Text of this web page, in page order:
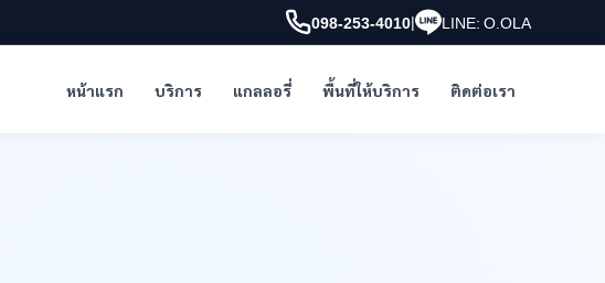
098-253-4010| LINE: O.OLA
หน้าแรก บริการ แกลลอรี่ พื้นที่ให้บริการ ติดต่อเรา